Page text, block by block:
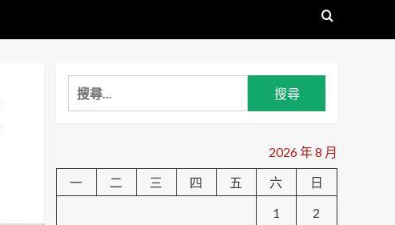
搜
尋
字:
2026 年 8 月
一
二 三 四 五 六
日
1
2